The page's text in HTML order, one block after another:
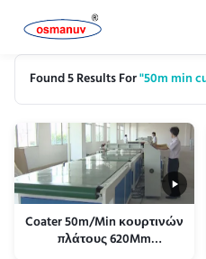
Found 5 Results For"50m min
Coater 50m/Min κουρτινών
πλάτους 620Mm